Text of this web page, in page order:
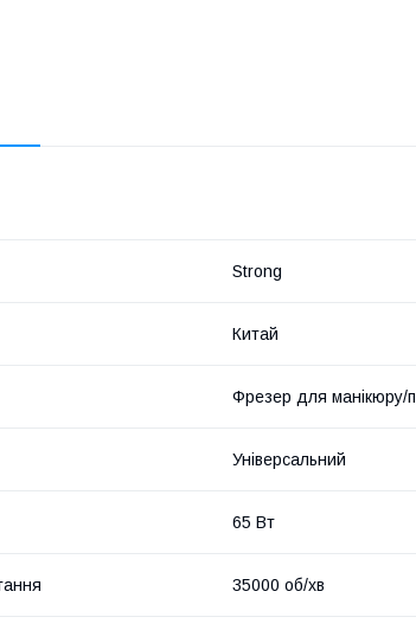
Strong
Китай
Фрезер для манікюру/
Універсальний
65 Вт
35000 об/хв